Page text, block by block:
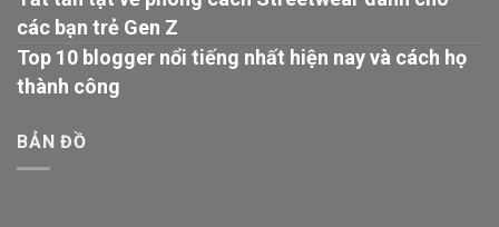
các bạn trẻ Gen Z
Top 10 blogger nổi tiếng nhất hiện nay và cách họ
thành công
BẢN ĐỒ